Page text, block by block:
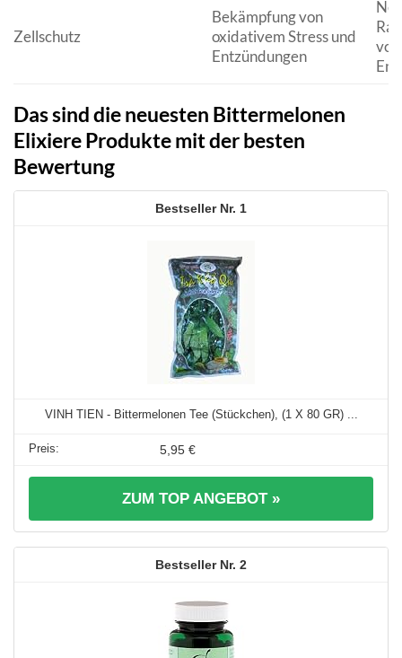
Zellschutz
Bekämpfung von
oxidativem Stress und
Entzündungen
von
Das sind die neuesten Bittermelonen
Elixiere Produkte mit der besten
Bewertung
1
VINH TIEN - Bittermelonen Tee (Stückchen), (1 X 80 GR) ...
5,95 €
ZUM TOP ANGEBOT »
2